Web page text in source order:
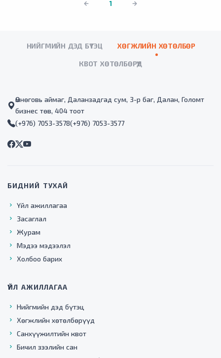
1
НИЙГМИЙН ДЭД БҮТЭЦ ХӨГЖЛИЙН ХӨТӨЛБӨР
КВОТ ХӨТӨЛБӨРҮҮД
Өмнөговь аймаг, Даланзадгад сум, 3-р баг, Далан, Голомт
бизнес төв, 404 тоот
(+976) 7053-3578(+976) 7053-3577
БИДНИЙ ТУХАЙ
Үйл ажиллагаа
Засаглал
Журам
Мэдээ мэдээлэл
Холбоо барих
ҮЙЛ АЖИЛЛАГАА
Нийгмийн дэд бүтэц
Хөгжлийн хөтөлбөрүүд
Санхүүжилтийн квот
Бичил зээлийн сан